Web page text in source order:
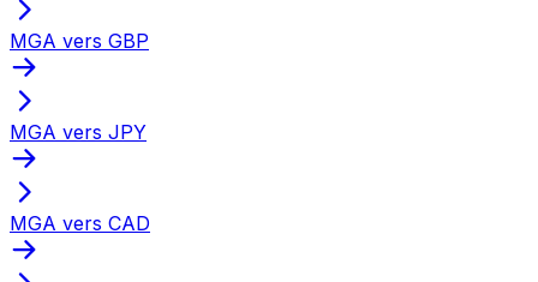
MGA vers GBP
MGA vers JPY
MGA vers CAD